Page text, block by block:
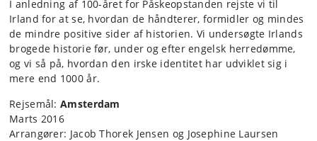
I anledning af 100-året for Påskeopstanden rejste vi til
Irland for at se, hvordan de håndterer, formidler og mindes
de mindre positive sider af historien. Vi undersøgte Irlands
brogede historie før, under og efter engelsk herredømme,
og vi så på, hvordan den irske identitet har udviklet sig i
mere end 1000 år.
Rejsemål: Amsterdam
Marts 2016
Arrangører: Jacob Thorek Jensen og Josephine Laursen